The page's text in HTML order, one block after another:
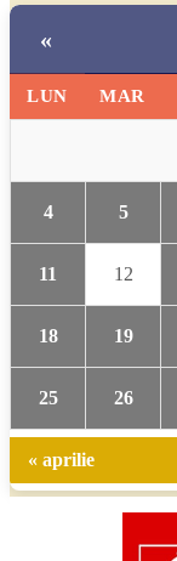
«
LUN MAR
4 5
11 12
18 19
25 26
« aprilie